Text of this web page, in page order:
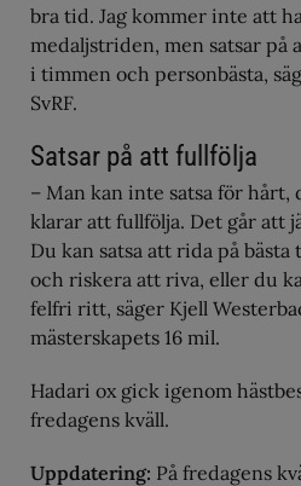
bra tid. Jag kommer inte att
medaljstriden, men satsar på
i timmen och personbästa,
SvRF.
Satsar på att fullfölja
– Man kan inte satsa för hårt,
klarar att fullfölja. Det går att
Du kan satsa att rida på
och riskera att riva, eller du
felfri ritt, säger Kjell
mästerskapets 16 mil.
Hadari ox gick igenom
fredagens kväll.
Uppdatering: På fredagens